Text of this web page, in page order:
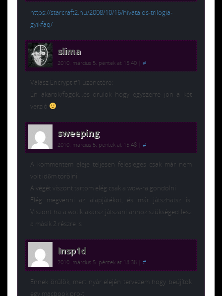
https://starcraft2.hu/2008/10/16/hivatalos-trilogia-
gyikfaq/
slima
2010. március 5. péntek at 15:40 #
Válasz Encrypt #1 üzenetére:
Én akarok/fogok…és örülök hogy egyszerre jön a két
verzió
sweeping
2010. március 5. péntek at 15:48 #
A kommentem eleje teljesen felesleges csak már nem
volt időm törölni.
A végét viszont tartom elég csak a wow-ra gondolni
Elég megvenni az alapjátékot, és már játszhatsz is.
Viszont ha a wotlk akarsz játszani ahhoz szükséged lesz
a másik 2 részre is
Insp1d
2010. március 5. péntek at 18:38 #
Ennek örülök, mert nyár elején tervezem hogy beújítok
egy macbook pro-t,